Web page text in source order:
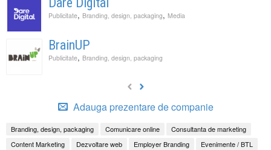
Publicitate, Branding, design, packaging, Media
BrainUP
Publicitate, Branding, design, packaging
Adauga prezentare de companie
Branding, design, packaging Comunicare online
Consultanta de marketing
Content Marketing
Dezvoltare web Employer Branding
Evenimente / BTL